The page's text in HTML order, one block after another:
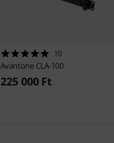
10
Avantone CLA-100
225 000 Ft